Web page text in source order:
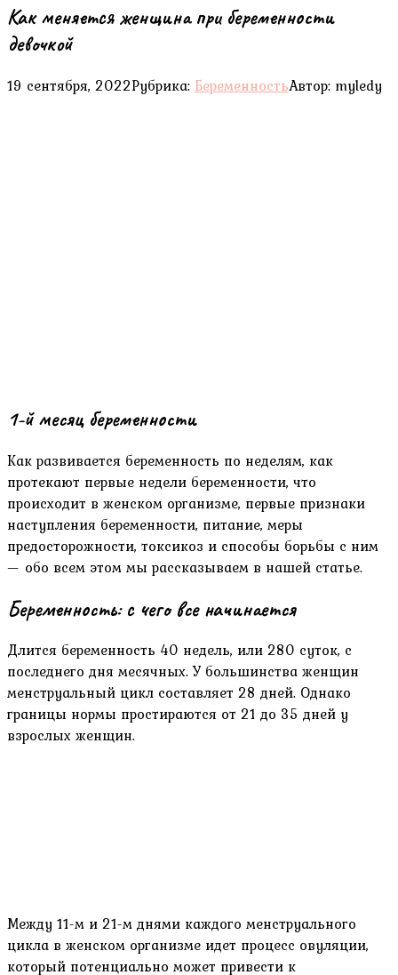
Как меняется женщина при беременности
девочкой
19 сентября, 2022Рубрика: БеременностьАвтор: myledy
1-й месяц беременности
Как развивается беременность по неделям, как
протекают первые недели беременности, что
происходит в женском организме, первые признаки
наступления беременности, питание, меры
предосторожности, токсикоз и способы борьбы с ним
— обо всем этом мы рассказываем в нашей статье.
Беременность: с чего все начинается
Длится беременность 40 недель, или 280 суток, с
последнего дня месячных. У большинства женщин
менструальный цикл составляет 28 дней. Однако
границы нормы простираются от 21 до 35 дней у
взрослых женщин.
Между 11-м и 21-м днями каждого менструального
цикла в женском организме идет процесс овуляции,
который потенциально может привести к